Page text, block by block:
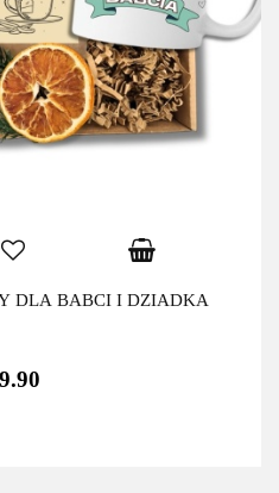
DLA BABCI I DZIADKA